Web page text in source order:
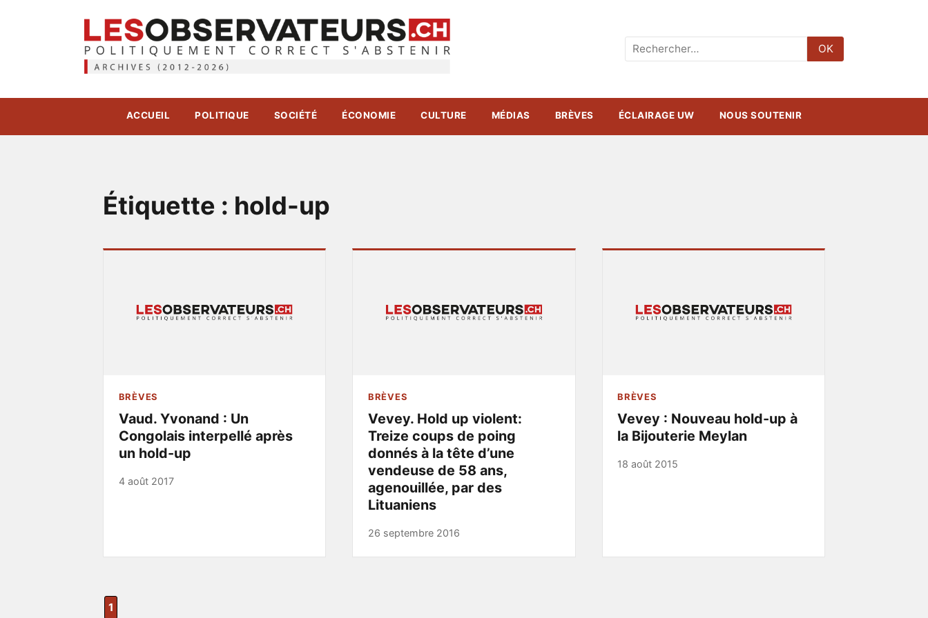
Rechercher
:
OK
ACCUEIL POLITIQUE SOCIÉTÉ ÉCONOMIE CULTURE MÉDIAS BRÈVES ÉCLAIRAGE UW NOUS SOUTENIR
Étiquette : hold-up
BRÈVES
Vaud. Yvonand : Un
Congolais interpellé après
un hold-up
4 août 2017
BRÈVES
Vevey. Hold up violent:
Treize coups de poing
donnés à la tête d’une
vendeuse de 58 ans,
agenouillée, par des
Lituaniens
26 septembre 2016
BRÈVES
Vevey : Nouveau hold-up à
la Bijouterie Meylan
18 août 2015
1